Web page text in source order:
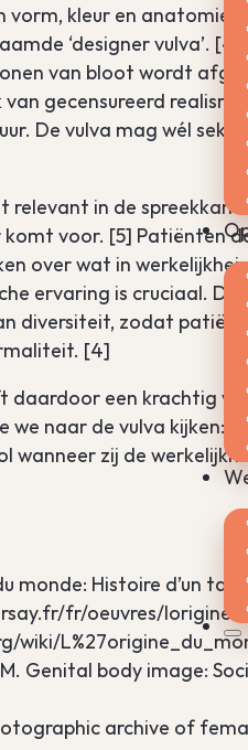
kleur en anatomie
‘designer vulva’.
van bloot wordt
van gecensureerd
De vulva mag wél
relevant in de
komt voor. [5] Patiënten
over wat in
ervaring is cruciaal.
diversiteit, zodat
[4]
daardoor een krachtig
naar de vulva kijken:
wanneer zij de
monde: Histoire d’un
fr/oeuvres/
wiki/
Genital body image:
archive of